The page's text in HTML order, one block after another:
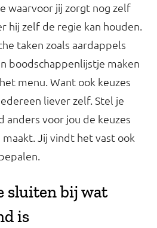
waarvoor jij zorgt nog zelf
hij zelf de regie kan houden.
taken zoals aardappels
boodschappenlijstje maken
menu. Want ook keuzes
liever zelf. Stel je
anders voor jou de keuzes
Jij vindt het vast ook
sluiten bij wat
is